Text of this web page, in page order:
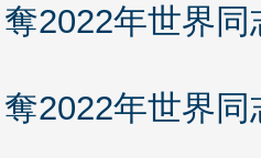
2022年世界
2022年世界